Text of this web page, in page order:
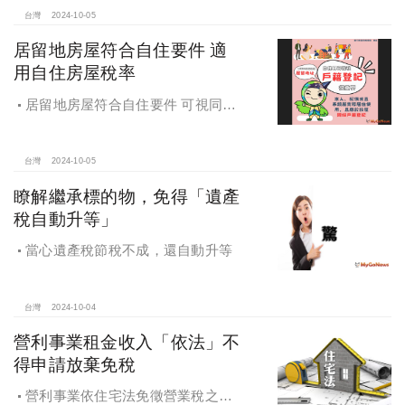
得稅
台灣 2024-10-05
居留地房屋符合自住要件 適
用自住房屋稅率
居留地房屋符合自住要件 可視同該
台灣 2024-10-05
瞭解繼承標的物，免得「遺產
稅自動升等」
當心遺產稅節稅不成，還自動升等
台灣 2024-10-04
營利事業租金收入「依法」不
得申請放棄免稅
營利事業依住宅法免徵營業稅之租